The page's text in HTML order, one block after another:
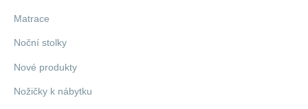
Matrace
Noční stolky
Nové produkty
Nožičky k nábytku